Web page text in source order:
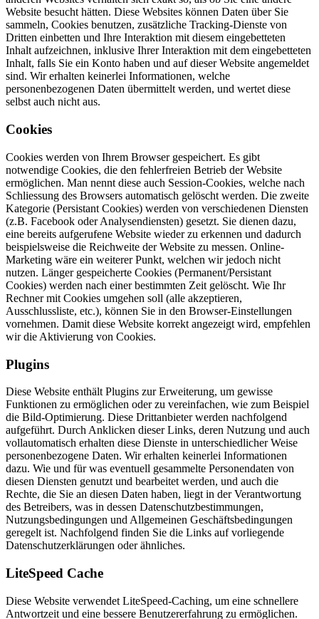
Website besucht hätten. Diese Websites können Daten über Sie
sammeln, Cookies benutzen, zusätzliche Tracking-Dienste von
Dritten einbetten und Ihre Interaktion mit diesem eingebetteten
Inhalt aufzeichnen, inklusive Ihrer Interaktion mit dem eingebetteten
Inhalt, falls Sie ein Konto haben und auf dieser Website angemeldet
sind. Wir erhalten keinerlei Informationen, welche
personenbezogenen Daten übermittelt werden, und wertet diese
selbst auch nicht aus.
Cookies
Cookies werden von Ihrem Browser gespeichert. Es gibt
notwendige Cookies, die den fehlerfreien Betrieb der Website
ermöglichen. Man nennt diese auch Session-Cookies, welche nach
Schliessung des Browsers automatisch gelöscht werden. Die zweite
Kategorie (Persistant Cookies) werden von verschiedenen Diensten
(z.B. Facebook oder Analysendiensten) gesetzt. Sie dienen dazu,
eine bereits aufgerufene Website wieder zu erkennen und dadurch
beispielsweise die Reichweite der Website zu messen. Online-
Marketing wäre ein weiterer Punkt, welchen wir jedoch nicht
nutzen. Länger gespeicherte Cookies (Permanent/Persistant
Cookies) werden nach einer bestimmten Zeit gelöscht. Wie Ihr
Rechner mit Cookies umgehen soll (alle akzeptieren,
Ausschlussliste, etc.), können Sie in den Browser-Einstellungen
vornehmen. Damit diese Website korrekt angezeigt wird, empfehlen
wir die Aktivierung von Cookies.
Plugins
Diese Website enthält Plugins zur Erweiterung, um gewisse
Funktionen zu ermöglichen oder zu vereinfachen, wie zum Beispiel
die Bild-Optimierung. Diese Drittanbieter werden nachfolgend
aufgeführt. Durch Anklicken dieser Links, deren Nutzung und auch
vollautomatisch erhalten diese Dienste in unterschiedlicher Weise
personenbezogene Daten. Wir erhalten keinerlei Informationen
dazu. Wie und für was eventuell gesammelte Personendaten von
diesen Diensten genutzt und bearbeitet werden, und auch die
Rechte, die Sie an diesen Daten haben, liegt in der Verantwortung
des Betreibers, was in dessen Datenschutzbestimmungen,
Nutzungsbedingungen und Allgemeinen Geschäftsbedingungen
geregelt ist. Nachfolgend finden Sie die Links auf vorliegende
Datenschutzerklärungen oder ähnliches.
LiteSpeed Cache
Diese Website verwendet LiteSpeed-Caching, um eine schnellere
Antwortzeit und eine bessere Benutzererfahrung zu ermöglichen.